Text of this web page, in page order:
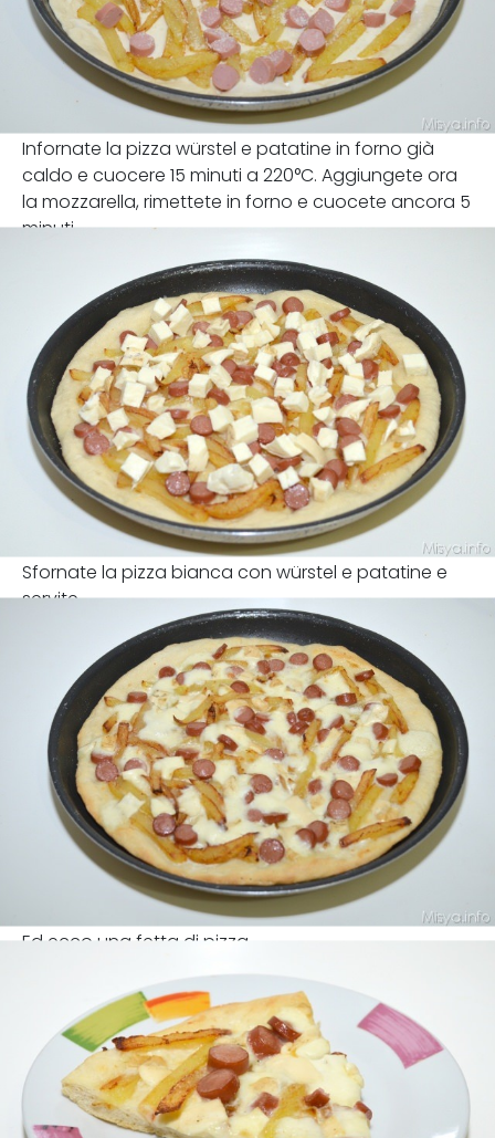
Infornate la pizza würstel e patatine in forno già
caldo e cuocere 15 minuti a 220°C. Aggiungete ora
la mozzarella, rimettete in forno e cuocete ancora 5
minuti.
Sfornate la pizza bianca con würstel e patatine e
servite.
Ed ecco una fetta di pizza.